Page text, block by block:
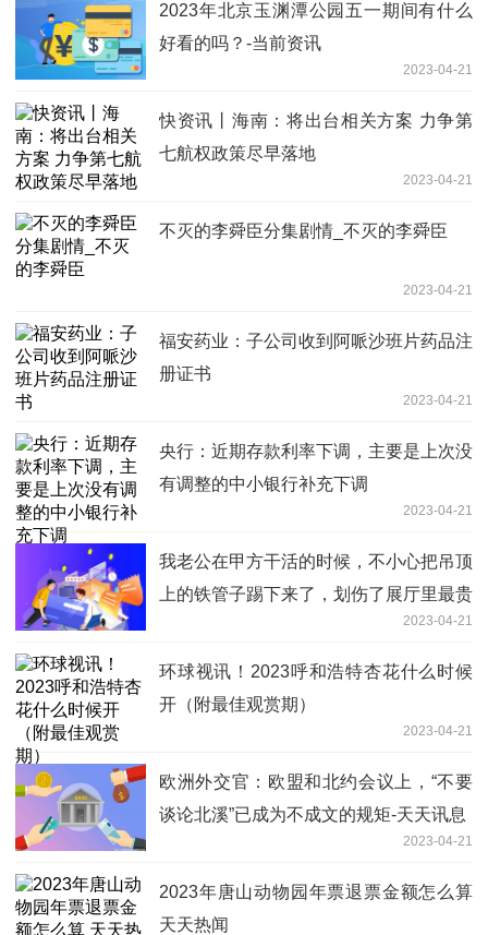
2023年北京玉渊潭公园五一期间有什么
好看的吗？-当前资讯
2023-04-21
快资讯丨海南：将出台相关方案 力争第
七航权政策尽早落地
2023-04-21
不灭的李舜臣分集剧情_不灭的李舜臣
2023-04-21
福安药业：子公司收到阿哌沙班片药品注
册证书
2023-04-21
央行：近期存款利率下调，主要是上次没
有调整的中小银行补充下调
2023-04-21
我老公在甲方干活的时候，不小心把吊顶
上的铁管子踢下来了，划伤了展厅里最贵
2023-04-21
环球视讯！2023呼和浩特杏花什么时候
开（附最佳观赏期）
2023-04-21
欧洲外交官：欧盟和北约会议上，“不要
谈论北溪”已成为不成文的规矩-天天讯息
2023-04-21
2023年唐山动物园年票退票金额怎么算
天天热闻